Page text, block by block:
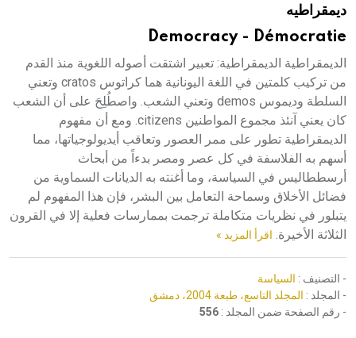
هيئة الموسوعة العربية تطلق موسوعات جديدة في عام 2026ديمقراطيه
Democracy - Démocratie
الديمقراطية الديمقراطية: تعبير اشتقت أصوله اللغوية منذ القدم
من تركيب كلمتين في اللغة اليونانية هما كراتوس cratos وتعني
السلطة وديموس demos وتعني الشعب. واصطُلِحَ على أن الشعب
كان يعني آنئذ مجموع المواطنين citizens. ومع أن مفهوم
الديمقراطية تطور على ممر العصور وتعاقب أيديولوجياتها، مما
أسهم به الفلاسفة في كل عصر ومصر بدءاً من أبحاث
أرسططاليس في السياسة، وما أغنته به الديانات السماوية من
فضائل الأخلاق وسماحة التعامل بين البشر، فإن هذا المفهوم لم
يتبلور في نظريات متكاملة ترجمت بممارسات فعلية إلا في القرون
الثلاثة الأخيرة. اقرأ المزيد »
- التصنيف : السياسة
- المجلد : المجلد التاسع، طبعة 2004، دمشق
- رقم الصفحة ضمن المجلد : 556